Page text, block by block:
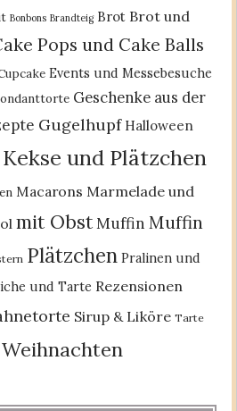
Bonbons Brandteig Brot Brot und
Pops und Cake Balls
Events und Messebesuche
Geschenke aus der
Gugelhupf Halloween
Kekse und Plätzchen
Macarons Marmelade und
mit ObstMuffin Muffin
Plätzchen Pralinen und
und Tarte Rezensionen
Sirup & Liköre Tarte
Weihnachten